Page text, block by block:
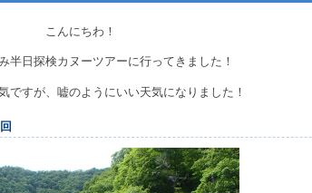
こんにちわ！
半日探検カヌーツアーに行ってきました！
ですが、嘘のようにいい天気になりました！